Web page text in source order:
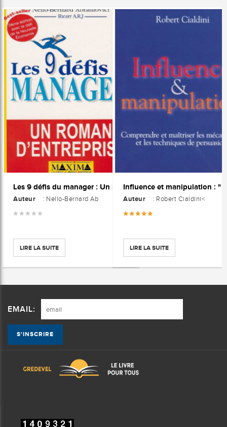
Auteur : Nello-Bernard Ab
LIRE LA SUITE
Auteur : Robert Cialdini<
LIRE LA SUITE
EMAIL: